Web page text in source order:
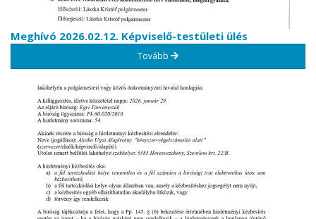
Meghívó 2026.02.12. Képviselő-testületi ülés
Tovább